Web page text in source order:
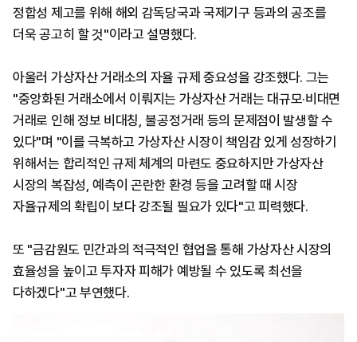
정합성 제고를 위해 해외 감독당국과 국제기구 등과의 공조를
더욱 공고히 할 것"이라고 설명했다.
아울러 가상자산 거래소의 자율 규제 중요성을 강조했다. 그는
"중앙화된 거래소에서 이뤄지는 가상자산 거래는 대규모·비대면
거래로 인해 정보 비대칭, 불공정거래 등의 문제점이 발생할 수
있다"며 "이를 극복하고 가상자산 시장이 책임감 있게 성장하기
위해서는 합리적인 규제 체계의 마련도 중요하지만 가상자산
시장의 복잡성, 예측이 곤란한 환경 등을 고려할 때 시장
자율규제의 확립이 보다 강조될 필요가 있다"고 피력했다.
또 "금감원도 민간과의 적극적인 협업을 통해 가상자산 시장의
효율성을 높이고 투자자 피해가 예방될 수 있도록 최선을
다하겠다"고 부연했다.